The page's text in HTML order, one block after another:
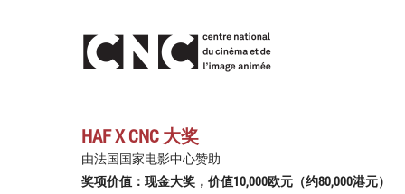
HAF X CNC 大奖
由法国国家电影中心赞助
奖项价值：现金大奖，价值10,000欧元（约80,000港元）